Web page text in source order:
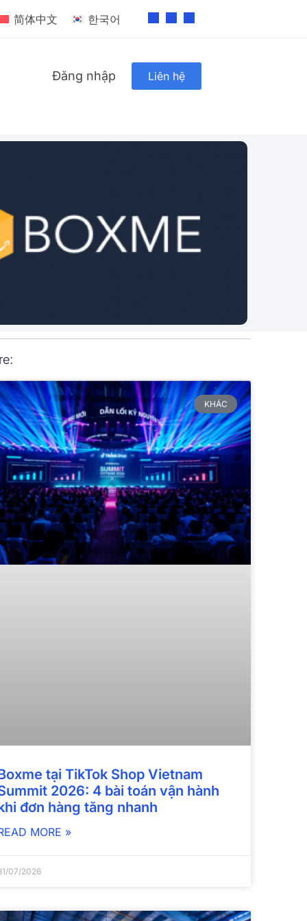
简体中文 한국어
Đăng nhập Liên hệ
KHÁC
tại TikTok Shop Vietnam
2026: 4 bài toán vận hành
đơn hàng tăng nhanh
MORE »
07/2026